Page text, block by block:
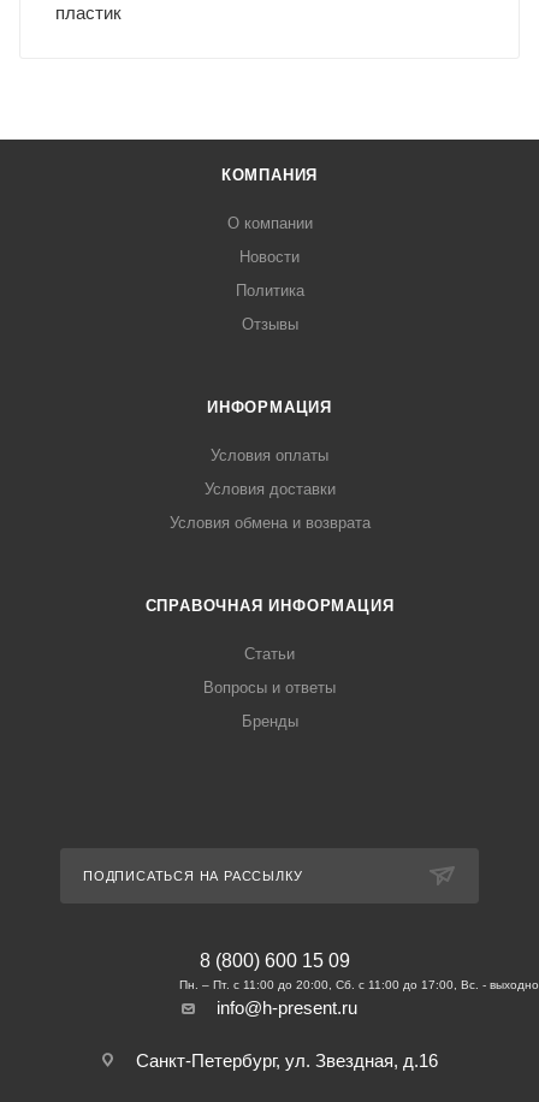
пластик
КОМПАНИЯ
О компании
Новости
Политика
Отзывы
ИНФОРМАЦИЯ
Условия оплаты
Условия доставки
Условия обмена и возврата
СПРАВОЧНАЯ ИНФОРМАЦИЯ
Статьи
Вопросы и ответы
Бренды
ПОДПИСАТЬСЯ НА РАССЫЛКУ
8 (800) 600 15 09
info@h-present.ru
Санкт-Петербург, ул. Звездная, д.16